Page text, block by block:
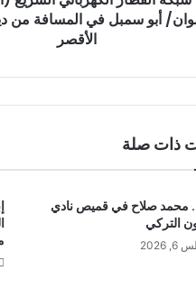
أبو سمبل في المسافة من
الأقصر
ذات صلة
محمد صلاح في قميص نادي
التركي